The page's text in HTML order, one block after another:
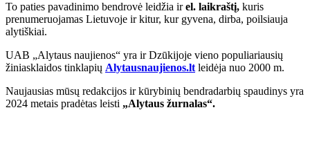
To paties pavadinimo bendrovė leidžia irel. laikraštį, kuris
prenumeruojamas Lietuvoje ir kitur, kur gyvena, dirba, poilsiauja
alytiškiai.
UAB „Alytaus naujienos“ yra ir Dzūkijoje vieno populiariausių
žiniasklaidos tinklapių Alytausnaujienos.lt leidėja nuo 2000 m.
Naujausias mūsų redakcijos ir kūrybinių bendradarbių spaudinys yra
2024 metais pradėtas leisti „Alytaus žurnalas“.